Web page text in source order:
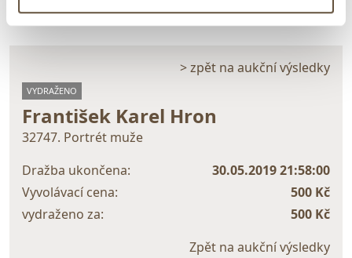
> zpět na aukční výsledky
VYDRAŽENO
František Karel Hron
32747. Portrét muže
Dražba ukončena:
30.05.2019 21:58:00
Vyvolávací cena:
500 Kč
vydraženo za:
500 Kč
Zpět na aukční výsledky